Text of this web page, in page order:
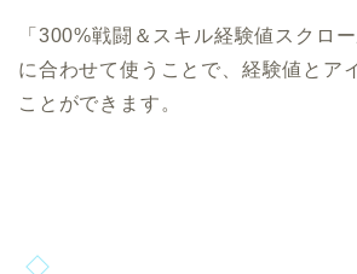
「300%戦闘＆スキル経験値スクロ
に合わせて使うことで、経験値とア
ことができます。